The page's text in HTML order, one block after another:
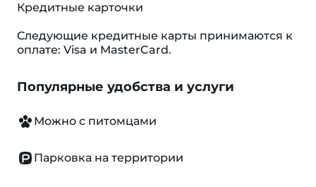
Кредитные карточки
Следующие кредитные карты принимаются к
оплате: Visa и MasterCard.
Популярные удобства и услуги
Можно с питомцами
Парковка на территории